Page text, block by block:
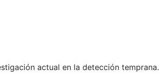
actual en la detección temprana.